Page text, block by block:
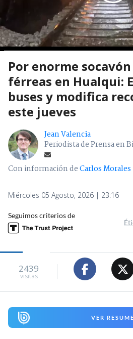
Por enorme
férreas en Hualqui:
buses y modifica
este jueves
Jean Valencia
Periodista de Prensa en
Con información deCarlos Morales
Miércoles 05 Agosto, 2026 | 23:16
Seguimos criterios de
2439
visitas
VER